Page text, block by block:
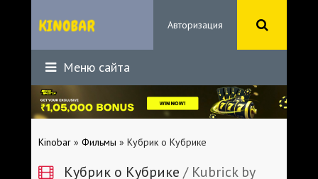
Авторизация
Меню сайта
Kinobar » Фильмы » Кубрик о Кубрике
Кубрик о Кубрике / Kubrick by